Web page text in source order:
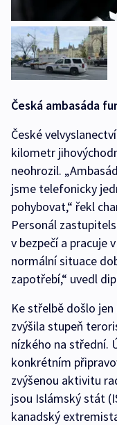
Česká ambasáda
České
kilometr
neohrozil.
jsme telefonicky
pohybovat,“ řekl
Personál
v bezpečí a pracuje
normální situace
zapotřebí,“ uvedl
Ke střelbě došlo
zvýšila stupeň
nízkého na střední.
konkrétním
zvýšenou aktivitu
jsou Islámský stát
kanadský